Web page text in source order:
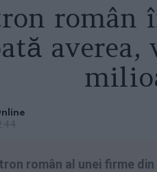
român
averea,
român al unei firme